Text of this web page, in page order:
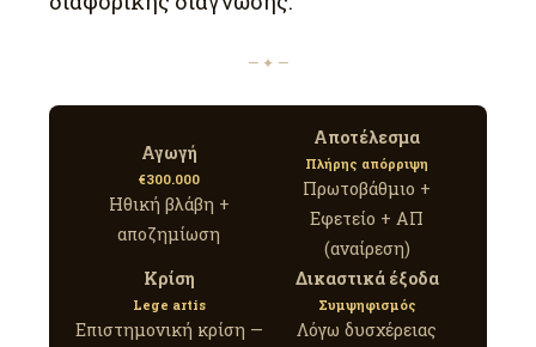
— ✦ —
Αγωγή
€300.000
Ηθική βλάβη +
αποζημίωση
Αποτέλεσμα
Πλήρης απόρριψη
Πρωτοβάθμιο +
Εφετείο + ΑΠ
(αναίρεση)
Κρίση
Lege artis
Επιστημονική κρίση —
Δικαστικά έξοδα
Συμψηφισμός
Λόγω δυσχέρειας